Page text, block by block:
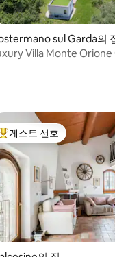
만점), 후기 51개
sul Garda의
Villa Monte Orione
상위 게스트 선호
게스트 선호